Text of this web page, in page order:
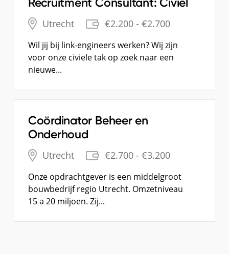
Alles bekijken
Utrecht €2.200 - €2.700
Wil jij bij link-engineers werken? Wij zijn
voor onze civiele tak op zoek naar een
nieuwe...
Coördinator Beheer en
Onderhoud
Utrecht €2.700 - €3.200
Onze opdrachtgever is een middelgroot
bouwbedrijf regio Utrecht. Omzetniveau
15 a 20 miljoen. Zij...